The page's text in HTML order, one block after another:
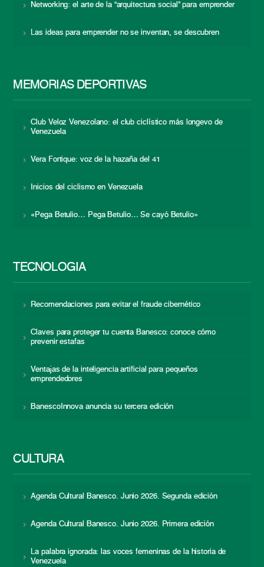
Networking: el arte de la “arquitectura social” para emprender
Las ideas para emprender no se inventan, se descubren
MEMORIAS DEPORTIVAS
Club Veloz Venezolano: el club ciclístico más longevo de
Venezuela
Vera Fortique: voz de la hazaña del 41
Inicios del ciclismo en Venezuela
«Pega Betulio… Pega Betulio… Se cayó Betulio»
TECNOLOGÍA
Recomendaciones para evitar el fraude cibernético
Claves para proteger tu cuenta Banesco: conoce cómo
prevenir estafas
Ventajas de la inteligencia artificial para pequeños
emprendedores
BanescoInnova anuncia su tercera edición
CULTURA
Agenda Cultural Banesco. Junio 2026. Segunda edición
Agenda Cultural Banesco. Junio 2026. Primera edición
La palabra ignorada: las voces femeninas de la historia de
Venezuela